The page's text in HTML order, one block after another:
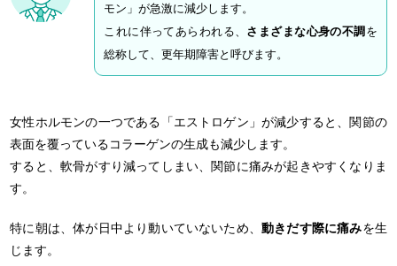
モン」が急激に減少します。
これに伴ってあらわれる、 さまざまな心身の不調 を
総称して、更年期障害と呼びます。
女性ホルモンの一つである「エストロゲン」が減少すると、関節の
表面を覆っているコラーゲンの生成も減少します。
すると、軟骨がすり減ってしまい、関節に痛みが起きやすくなりま
す。
特に朝は、体が日中より動いていないため、動きだす際に痛みを生
じます。